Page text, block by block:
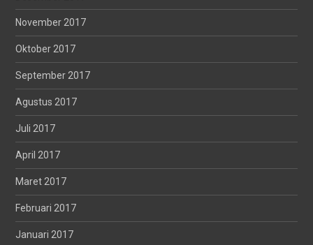
November 2017
Oktober 2017
September 2017
Agustus 2017
Juli 2017
April 2017
Maret 2017
Februari 2017
Januari 2017